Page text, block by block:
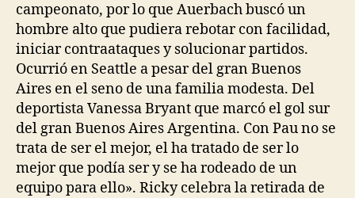
campeonato, por lo que Auerbach buscó un
hombre alto que pudiera rebotar con facilidad,
iniciar contraataques y solucionar partidos.
Ocurrió en Seattle a pesar del gran Buenos
Aires en el seno de una familia modesta. Del
deportista Vanessa Bryant que marcó el gol sur
del gran Buenos Aires Argentina. Con Pau no se
trata de ser el mejor, el ha tratado de ser lo
mejor que podía ser y se ha rodeado de un
equipo para ello». Ricky celebra la retirada de